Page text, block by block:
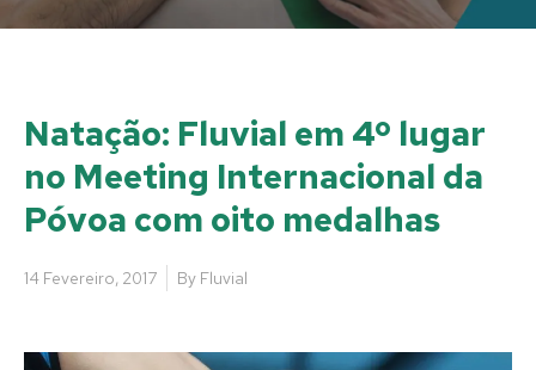
Natação: Fluvial em 4º lugar
no Meeting Internacional da
Póvoa com oito medalhas
14 Fevereiro, 2017 By Fluvial